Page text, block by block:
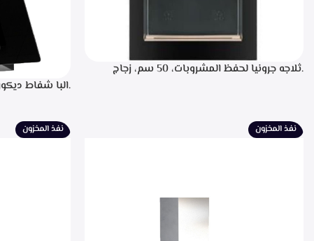
.ثلاجه جرونيا لحفظ المشروبات، 50 سم، زجاج
الطهي، فلاتر
نفذ المخزون نفذ المخزون